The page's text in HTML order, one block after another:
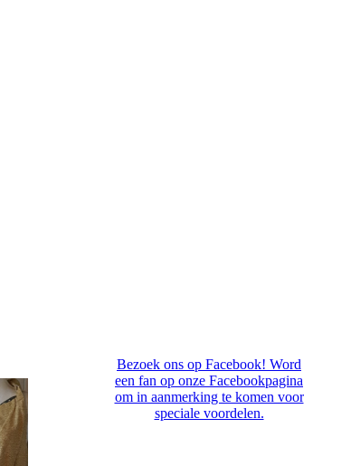
Bezoek ons op Facebook! Word
een fan op onze Facebookpagina
om in aanmerking te komen voor
speciale voordelen.